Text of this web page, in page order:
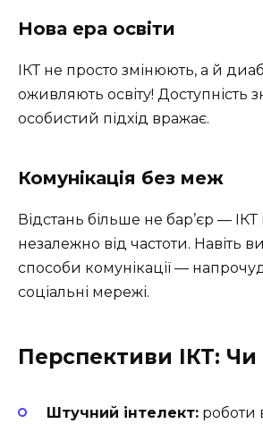
Нова ера освіти
ІКТ не просто змінюють, а й
оживляють освіту! Доступність
особистий підхід вражає.
Комунікація без меж
Відстань більше не бар’єр —
незалежно від частоти. Навіть
способи комунікації —
соціальні мережі.
Перспективи ІКТ:
Штучний інтелект: роботи